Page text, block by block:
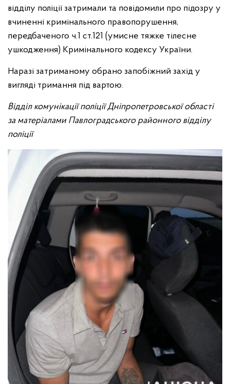
відділу поліції затримали та повідомили про підозру у
вчиненні кримінального правопорушення,
передбаченого ч.1 ст.121 (умисне тяжке тілесне
ушкодження) Кримінального кодексу України.
Наразі затриманому обрано запобіжний захід у
вигляді тримання під вартою.
Відділ комунікації поліції Дніпропетровської області
за матеріалами Павлоградського районного відділу
поліції